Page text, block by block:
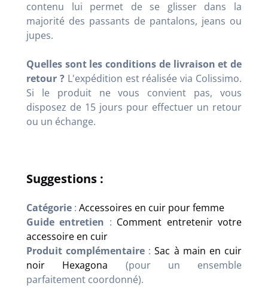
contenu lui permet de se glisser dans la
majorité des passants de pantalons, jeans ou
jupes.
Quelles sont les conditions de livraison et de
retour ?L'expédition est réalisée via Colissimo.
Si le produit ne vous convient pas, vous
disposez de 15 jours pour effectuer un retour
ou un échange.
Suggestions :
Catégorie : Accessoires en cuir pour femme
Guide entretien : Comment entretenir votre
accessoire en cuir
Produit complémentaire :Sac à main en cuir
noir Hexagona (pour un ensemble
parfaitement coordonné).